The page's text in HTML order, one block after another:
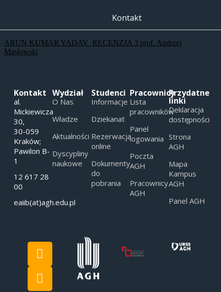
Kontakt
ARUN KUMAR YADAV_RECENZJA 3 prof. Andrzej
Masłowski
Kontakt
al.
Mickiewicza
30,
30-059
Kraków;
Pawilon B-
1
12 617 28
00
eaiib(at)agh.edu.pl
Wydział
O Nas
Władze
Aktualności
Dyscypliny
naukowe
Studenci
Informacje
Dziekanat
Rezerwacja
online
Dokumenty
do
pobrania
Pracownicy
Lista
pracowników
Panel
logowania
Poczta
AGH
Pracownicy
AGH
Przydatne
linki
Deklaracja
dostępności
Strona
AGH
Mapa
Kampus
AGH
Panel AGH